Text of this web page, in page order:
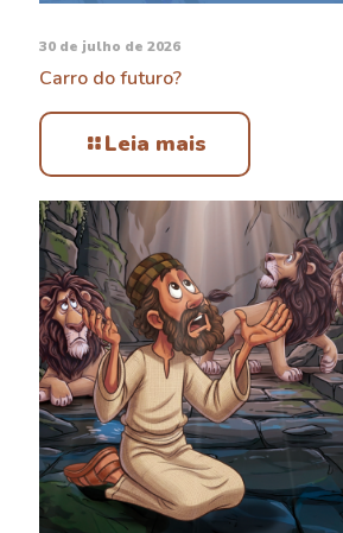
30 de julho de 2026
Carro do futuro?
Leia mais